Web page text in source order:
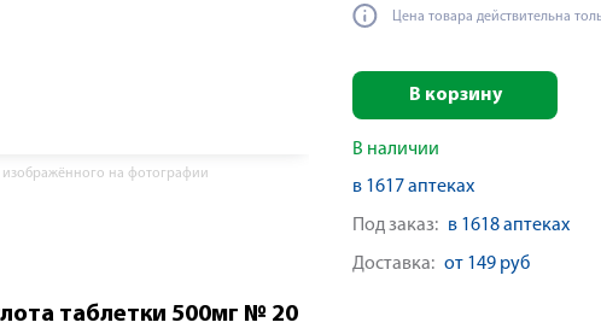
на фотографии
Цена товара действительна
В корзину
В наличии
в 1617 аптеках
Под заказ: в 1618 аптеках
Доставка: от 149 руб
таблетки 500мг № 20